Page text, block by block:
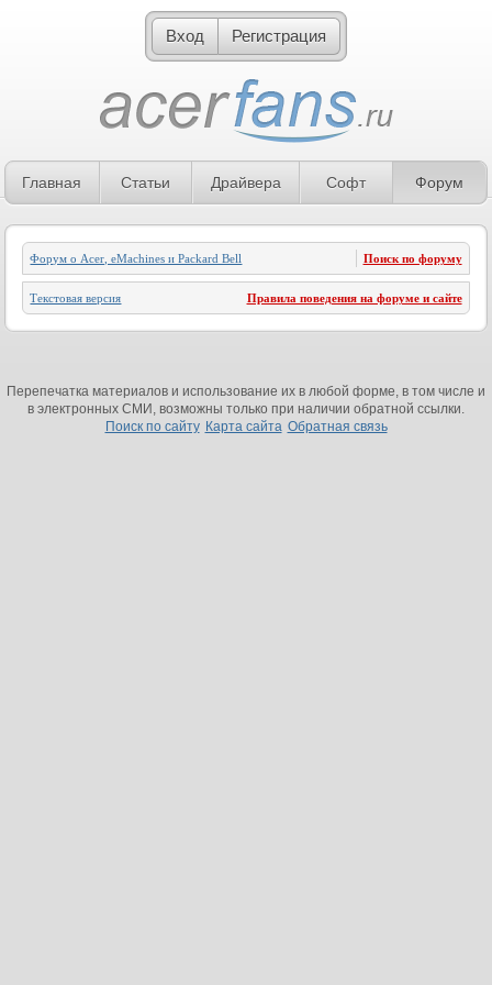
Вход Регистрация
Главная Статьи Драйвера Софт Форум
Форум о Acer, eMachines и Packard Bell Поиск по форуму
Текстовая версия Правила поведения на форуме и сайте
Перепечатка материалов и использование их в любой форме, в том числе и
в электронных СМИ, возможны только при наличии обратной ссылки.
Поиск по сайту Карта сайта Обратная связь